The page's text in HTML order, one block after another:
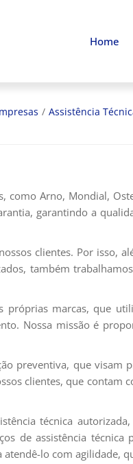
Home
/ Assistência
Arno, Mondial,
garantindo a
clientes. Por isso,
também
próprias marcas, que
Nossa missão é
preventiva, que
clientes, que contam
técnica
de assistência
lo com agilidade,